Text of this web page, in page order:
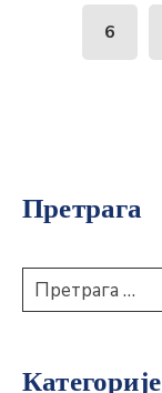
6
Претрага
Категорије